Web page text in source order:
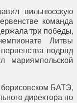
вильнюсскую
команда
три победы,
Литвы
подряд
мариямпольской
борисовском БАТЭ,
директора по